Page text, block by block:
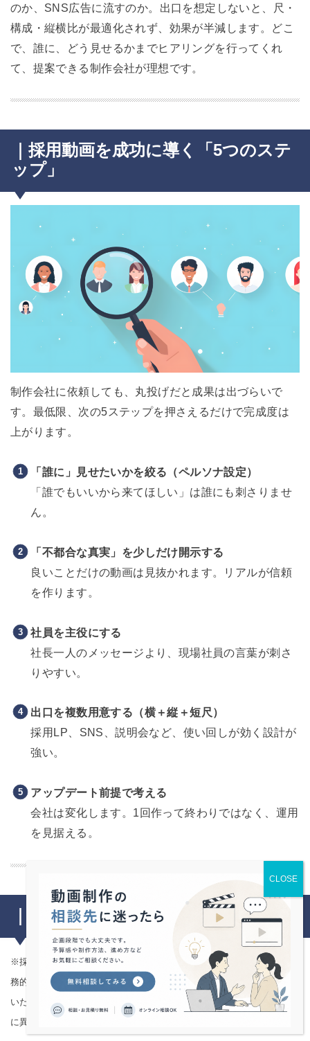
のか、SNS広告に流すのか。出口を想定しないと、尺・
構成・縦横比が最適化されず、効果が半減します。 どこ
で、誰に、どう見せるかまでヒアリングを行ってくれ
て、提案できる制作会社が理想です。
｜採用動画を成功に導く「5つのステ
ップ」
制作会社に依頼しても、丸投げだと成果は出づらいで
す。最低限、次の5ステップを押さえるだけで完成度は
上がります。
「誰に」見せたいかを絞る（ペルソナ設定）
「誰でもいいから来てほしい」は誰にも刺さりませ
ん。
「不都合な真実」を少しだけ開示する
良いことだけの動画は見抜かれます。リアルが信頼
を作ります。
社員を主役にする
社長一人のメッセージより、現場社員の言葉が刺さ
りやすい。
出口を複数用意する（横＋縦＋短尺）
採用LP、SNS、説明会など、使い回しが効く設計が
強い。
アップデート前提で考える
会社は変化します。1回作って終わりではなく、運用
を見据える。
｜よくある質問（FAQ）
※採用動画の導入を検討される際、多くの担当者様から寄せられる実
務的な疑問をまとめました。 ※下記FAQは、弊社による知見に基づ
いた参考情報でございます。実際の対応範囲やルールは制作会社ごと
に異なりますので、必ず事前にご確認ください。